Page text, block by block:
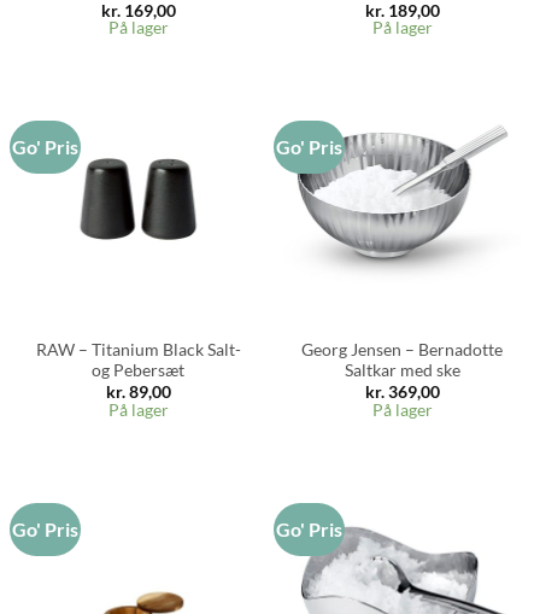
kr.169,00
På lager
kr.189,00
På lager
Go' Pris
RAW – Titanium Black Salt-
og Pebersæt
kr.89,00
På lager
Go' Pris
Georg Jensen – Bernadotte
Saltkar med ske
kr.369,00
På lager
Go' Pris Go' Pris